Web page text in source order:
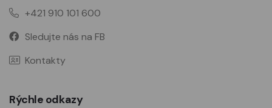
+421 910 101 600
Sledujte nás na FB
Kontakty
Rýchle odkazy